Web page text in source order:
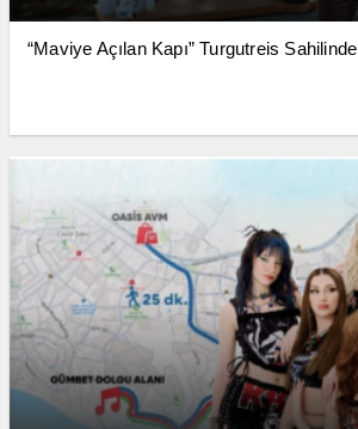
“Maviye Açılan Kapı” Turgutreis Sahilinde